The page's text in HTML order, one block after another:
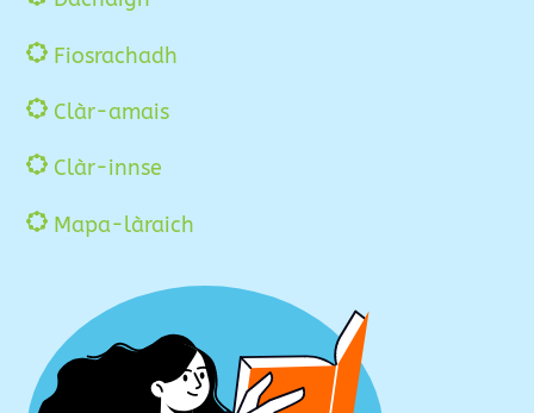
Fiosrachadh
Clàr-amais
Clàr-innse
Mapa-làraich